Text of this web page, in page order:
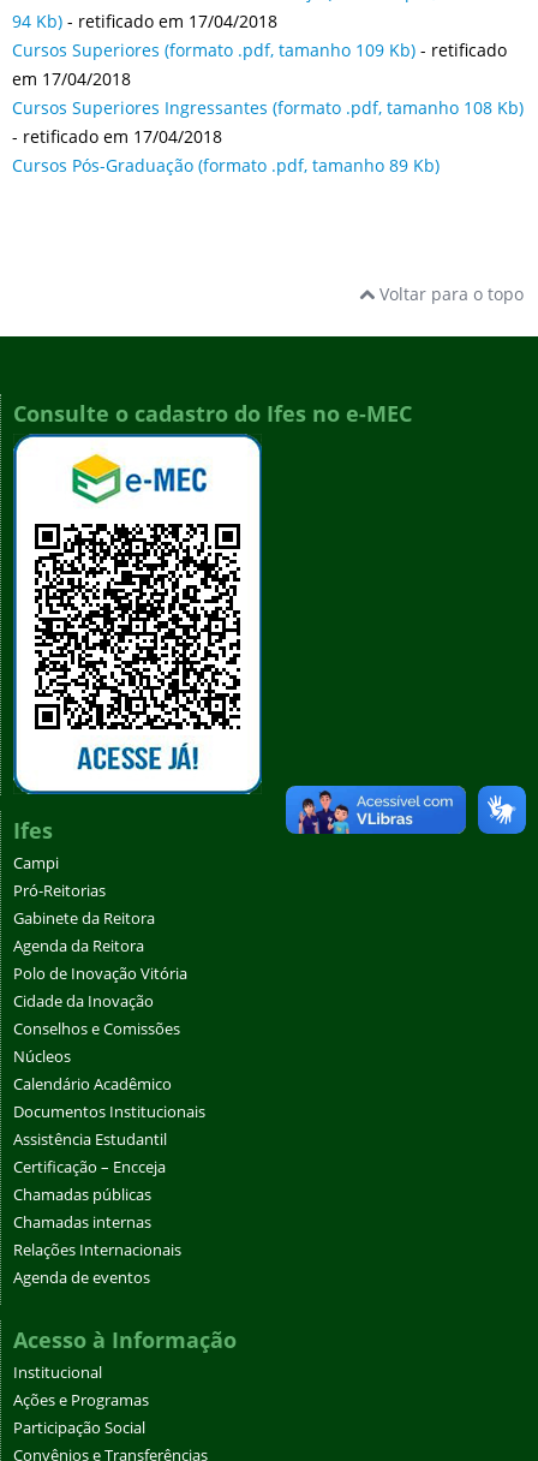
94 Kb) - retificado em 17/04/2018
Cursos Superiores (formato .pdf, tamanho 109 Kb) - retificado
em 17/04/2018
Cursos Superiores Ingressantes (formato .pdf, tamanho 108 Kb)
- retificado em 17/04/2018
Cursos Pós-Graduação (formato .pdf, tamanho 89 Kb)
Voltar para o topo
Consulte o cadastro do Ifes no e-MEC
Ifes
Campi
Pró-Reitorias
Gabinete da Reitora
Agenda da Reitora
Polo de Inovação Vitória
Cidade da Inovação
Conselhos e Comissões
Núcleos
Calendário Acadêmico
Documentos Institucionais
Assistência Estudantil
Certificação – Encceja
Chamadas públicas
Chamadas internas
Relações Internacionais
Agenda de eventos
Acesso à Informação
Institucional
Ações e Programas
Participação Social
Convênios e Transferências